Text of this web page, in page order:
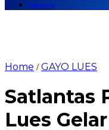
Redaksi
Home /GAYO LUES
Satlantas
Lues